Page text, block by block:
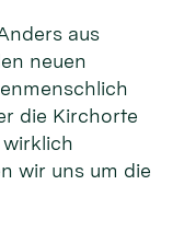
aus
neuen
die Kirchorte
wir uns um die